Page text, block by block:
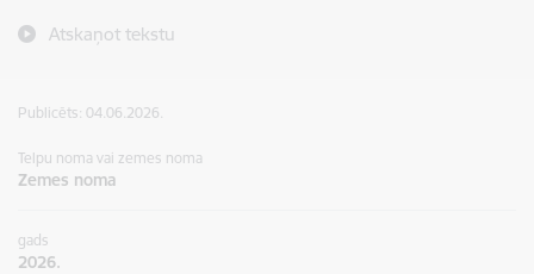
Atskaņot tekstu
Publicēts: 04.06.2026.
Telpu noma vai zemes noma
Zemes noma
gads
2026.